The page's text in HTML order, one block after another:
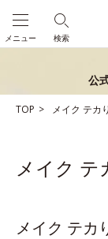
検索
メニュー
公
TOP メイク テカり
メイク テ
メイク テカ